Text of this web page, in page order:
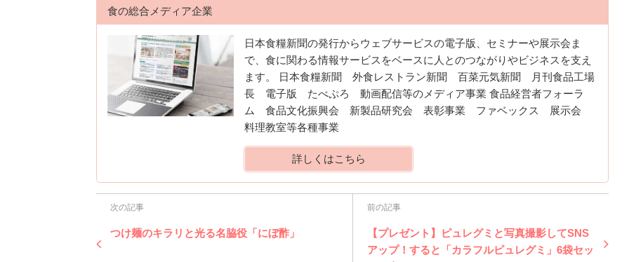
食の総合メディア企業
日本食糧新聞の発行からウェブサービスの電子版、セミナーや展示会ま
で、食に関わる情報サービスをベースに人とのつながりやビジネスを支え
ます。 日本食糧新聞 外食レストラン新聞 百菜元気新聞 月刊食品工場
長 電子版 たべぷろ 動画配信等のメディア事業 食品経営者フォーラ
ム 食品文化振興会 新製品研究会 表彰事業 ファベックス 展示会
料理教室等各種事業
詳しくはこちら
次の記事
つけ麺のキラリと光る名脇役「にぼ酢」
前の記事
【プレゼント】ピュレグミと写真撮影してSNS
アップ！すると「カラフルピュレグミ」6袋セッ